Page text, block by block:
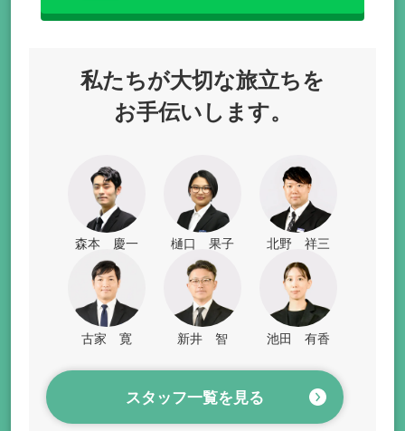
私たちが大切な旅立ちを
お手伝いします。
森本 慶一 樋口 果子 北野 祥三
古家 寛 新井 智 池田 有香
スタッフ一覧を見る